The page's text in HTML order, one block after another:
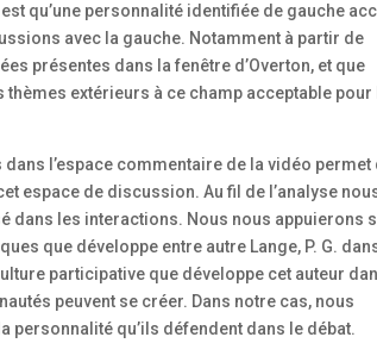
qu’une personnalité identifiée de gauche
avec la gauche. Notamment à partir de
présentes dans la fenêtre d’Overton, et que
extérieurs à ce champ acceptable pour
l’espace commentaire de la vidéo permet
espace de discussion. Au fil de l’analyse
dans les interactions. Nous nous appuierons
que développe entre autre Lange, P. G.
participative que développe cet auteur
peuvent se créer. Dans notre cas, nous
qu’ils défendent dans le débat.